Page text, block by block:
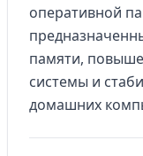
оперативной
памяти,
системы и
домашних